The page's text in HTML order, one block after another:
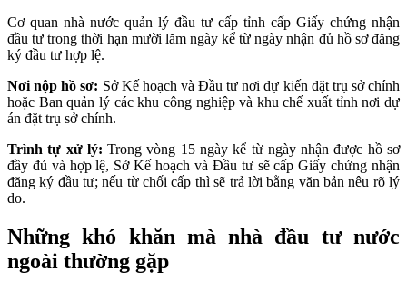
Cơ quan nhà nước quản lý đầu tư cấp tỉnh cấp Giấy chứng nhận
đầu tư trong thời hạn mười lăm ngày kể từ ngày nhận đủ hồ sơ đăng
ký đầu tư hợp lệ.
Nơi nộp hồ sơ: Sở Kế hoạch và Đầu tư nơi dự kiến đặt trụ sở chính
hoặc Ban quản lý các khu công nghiệp và khu chế xuất tỉnh nơi dự
án đặt trụ sở chính.
Trình tự xử lý: Trong vòng 15 ngày kể từ ngày nhận được hồ sơ
đầy đủ và hợp lệ, Sở Kế hoạch và Đầu tư sẽ cấp Giấy chứng nhận
đăng ký đầu tư; nếu từ chối cấp thì sẽ trả lời bằng văn bản nêu rõ lý
do.
Những khó khăn mà nhà đầu tư nước
ngoài thường gặp